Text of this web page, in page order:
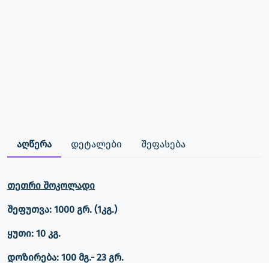
აღწერა დეტალები შეფასება
თეთრი შოკოლადი
შეფუთვა: 1000 გრ. (1კგ.)
ყუთი: 10 კგ.
დოზირება: 100 მგ.- 23 გრ.